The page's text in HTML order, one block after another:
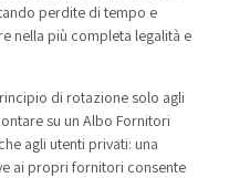
perdite di tempo e
nella più completa legalità e
di rotazione solo agli
su un Albo Fornitori
agli utenti privati: una
ai propri fornitori consente